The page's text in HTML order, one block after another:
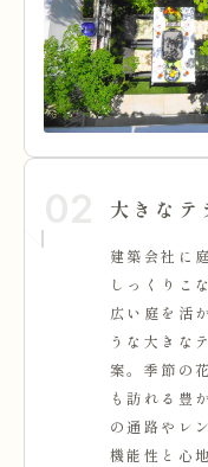
大きなテ
建築会社に
しっくりこ
広い庭を活
うな大きな
案。季節の
も訪れる豊
の通路やレ
機能性と心